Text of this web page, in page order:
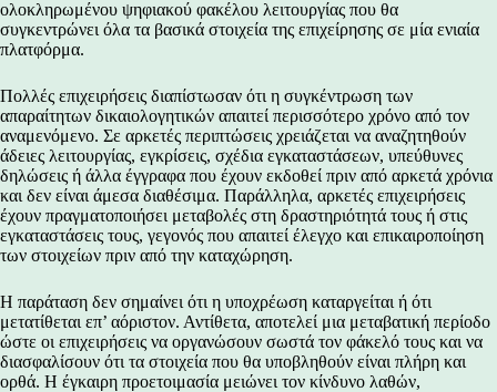
ολοκληρωμένου ψηφιακού φακέλου λειτουργίας που θα
συγκεντρώνει όλα τα βασικά στοιχεία της επιχείρησης σε μία ενιαία
πλατφόρμα.
Πολλές επιχειρήσεις διαπίστωσαν ότι η συγκέντρωση των
απαραίτητων δικαιολογητικών απαιτεί περισσότερο χρόνο από τον
αναμενόμενο. Σε αρκετές περιπτώσεις χρειάζεται να αναζητηθούν
άδειες λειτουργίας, εγκρίσεις, σχέδια εγκαταστάσεων, υπεύθυνες
δηλώσεις ή άλλα έγγραφα που έχουν εκδοθεί πριν από αρκετά χρόνια
και δεν είναι άμεσα διαθέσιμα. Παράλληλα, αρκετές επιχειρήσεις
έχουν πραγματοποιήσει μεταβολές στη δραστηριότητά τους ή στις
εγκαταστάσεις τους, γεγονός που απαιτεί έλεγχο και επικαιροποίηση
των στοιχείων πριν από την καταχώρηση.
Η παράταση δεν σημαίνει ότι η υποχρέωση καταργείται ή ότι
μετατίθεται επ’ αόριστον. Αντίθετα, αποτελεί μια μεταβατική περίοδο
ώστε οι επιχειρήσεις να οργανώσουν σωστά τον φάκελό τους και να
διασφαλίσουν ότι τα στοιχεία που θα υποβληθούν είναι πλήρη και
ορθά. Η έγκαιρη προετοιμασία μειώνει τον κίνδυνο λαθών,